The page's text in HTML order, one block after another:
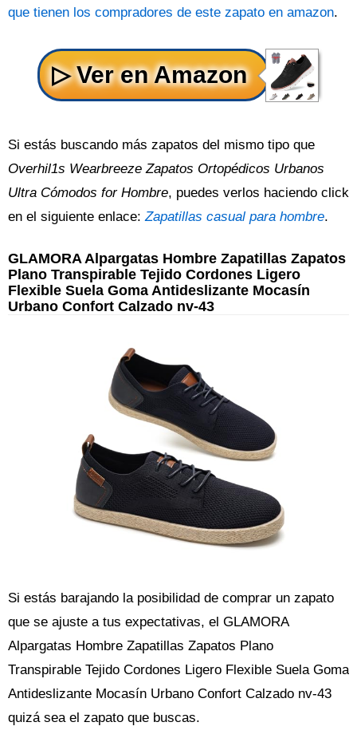
que tienen los compradores de este zapato en amazon.
Si estás buscando más zapatos del mismo tipo que
Overhil1s Wearbreeze Zapatos Ortopédicos Urbanos
Ultra Cómodos for Hombre, puedes verlos haciendo click
en el siguiente enlace:Zapatillas casual para hombre.
GLAMORA Alpargatas Hombre Zapatillas Zapatos
Plano Transpirable Tejido Cordones Ligero
Flexible Suela Goma Antideslizante Mocasín
Urbano Confort Calzado nv-43
Si estás barajando la posibilidad de comprar un zapato
que se ajuste a tus expectativas, el GLAMORA
Alpargatas Hombre Zapatillas Zapatos Plano
Transpirable Tejido Cordones Ligero Flexible Suela Goma
Antideslizante Mocasín Urbano Confort Calzado nv-43
quizá sea el zapato que buscas.